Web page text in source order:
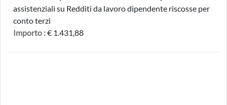
assistenziali su Redditi da lavoro dipendente riscosse per
conto terzi
Importo :€ 1.431,88